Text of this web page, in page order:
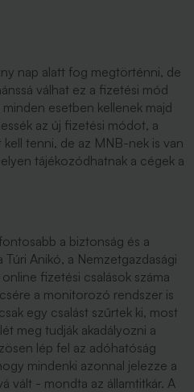
nap alatt fog megtörténni, de
válhat ez a fizetési mód
esetben kellenek majd
az új fizetési módot, a
tenni, de az MNB-nek is van
tájékozódhatnak a cégek a
a biztonság és a
Anikó, a Nemzetgazdasági
fizetési csalások száma
a monitorozó rendszer is
egy csalást szűrtek ki, most
meg tudják akadályozni a
lép fel az adóhatóság
mindenki azonnal jelezze a
vált - mondta az államtitkár. A